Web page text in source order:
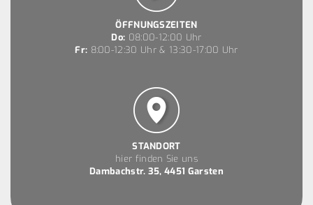
ÖFFNUNGSZEITEN
Do: 08:00-12:00 Uhr
Fr: 8:00-12:30 Uhr & 13:30-17:00 Uhr
STANDORT
hier finden Sie uns
Dambachstr. 35, 4451 Garsten